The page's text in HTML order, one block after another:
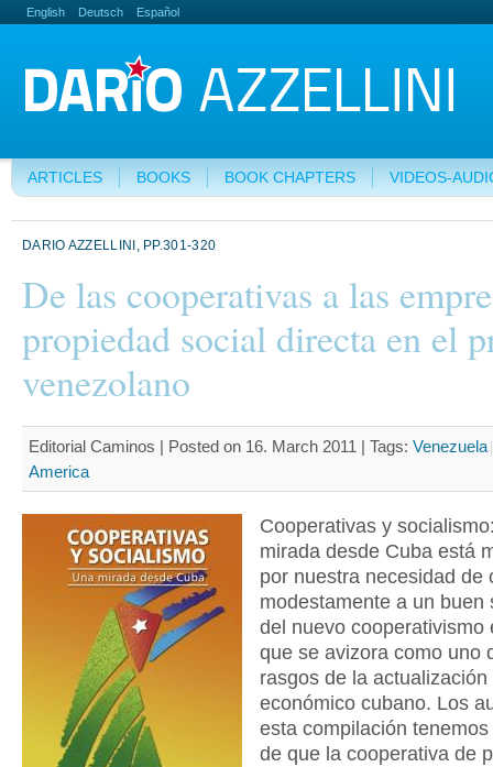
English Deutsch Español
ARTICLES BOOKS BOOK CHAPTERS VIDEOS-
DARIO AZZELLINI, PP.301-320
De las cooperativas a las
propiedad social directa en el
venezolano
Editorial Caminos | Posted on 16. March 2011 | Tags: Venezuela
America
Cooperativas y
mirada desde Cuba está
por nuestra necesidad de
modestamente a un buen
del nuevo cooperativismo
que se avizora como uno
rasgos de la
económico cubano. Los
esta compilación
de que la cooperativa de